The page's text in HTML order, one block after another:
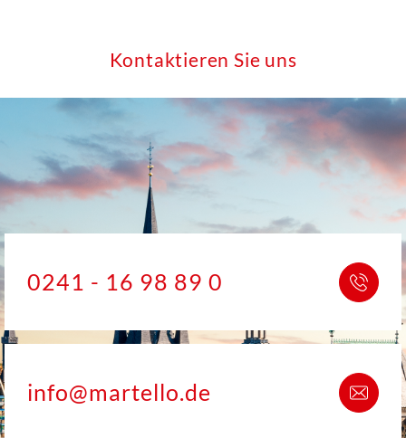
Kontaktieren Sie uns
0241 - 16 98 89 0
info@martello.de